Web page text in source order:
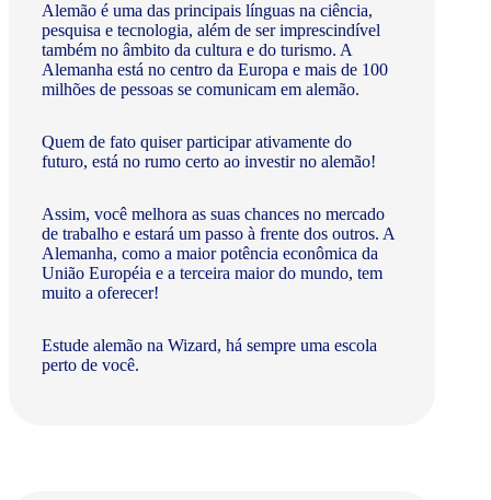
Alemão é uma das principais línguas na ciência,
pesquisa e tecnologia, além de ser imprescindível
também no âmbito da cultura e do turismo. A
Alemanha está no centro da Europa e mais de 100
milhões de pessoas se comunicam em alemão.
Quem de fato quiser participar ativamente do
futuro, está no rumo certo ao investir no alemão!
Assim, você melhora as suas chances no mercado
de trabalho e estará um passo à frente dos outros. A
Alemanha, como a maior potência econômica da
União Européia e a terceira maior do mundo, tem
muito a oferecer!​
Estude alemão na Wizard, há sempre uma escola
perto de você.